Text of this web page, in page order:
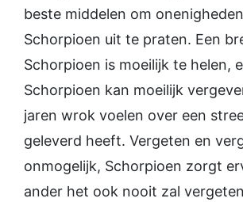
beste middelen om
Schorpioen uit te praten. Een
Schorpioen is moeilijk te helen,
Schorpioen kan moeilijk
jaren wrok voelen over een
geleverd heeft. Vergeten en
onmogelijk, Schorpioen zorgt
ander het ook nooit zal